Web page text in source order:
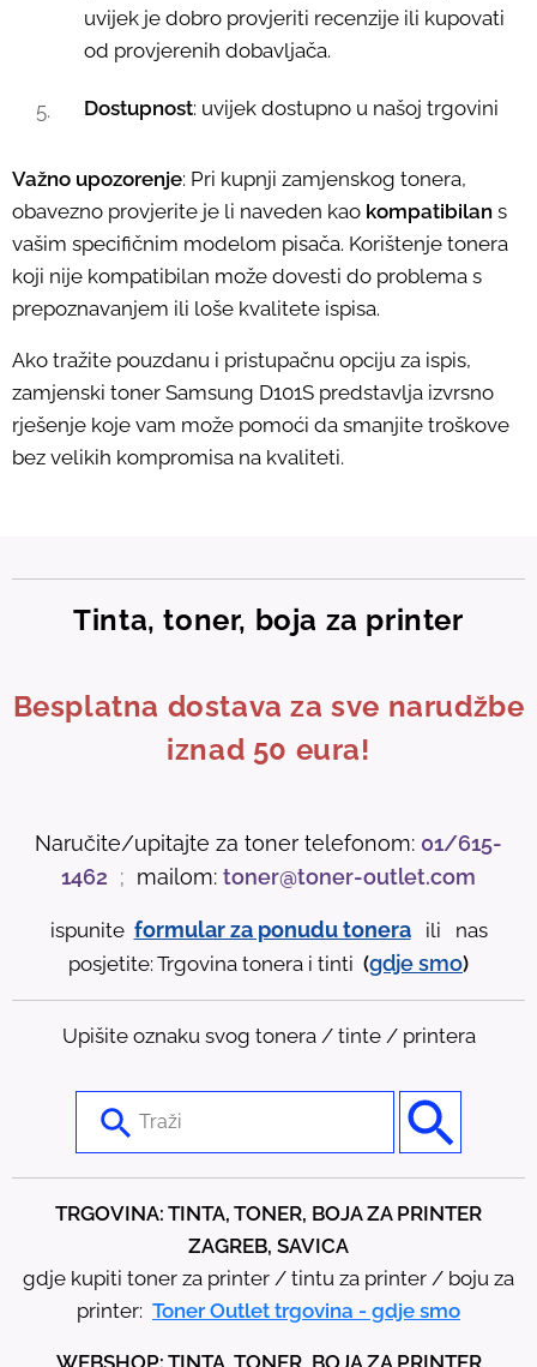
uvijek je dobro provjeriti recenzije ili kupovati
od provjerenih dobavljača.
Dostupnost: uvijek dostupno u našoj trgovini
Važno upozorenje: Pri kupnji zamjenskog tonera,
obavezno provjerite je li naveden kao kompatibilan s
vašim specifičnim modelom pisača. Korištenje tonera
koji nije kompatibilan može dovesti do problema s
prepoznavanjem ili loše kvalitete ispisa.
Ako tražite pouzdanu i pristupačnu opciju za ispis,
zamjenski toner Samsung D101S predstavlja izvrsno
rješenje koje vam može pomoći da smanjite troškove
bez velikih kompromisa na kvaliteti.
Tinta, toner, boja za printer
Besplatna dostava za sve narudžbe
iznad 50 eura!
Naručite/upitajte za toner telefonom: 01/615-
1462 ; mailom: toner@toner-outlet.com
ispunite formular za ponudu tonera
ili nas
posjetite: Trgovina tonera i tinti (gdjesmo)
Upišite oznaku svog tonera / tinte / printera
t
TRGOVINA: TINTA, TONER, BOJA ZA PRINTER
ZAGREB, SAVICA
gdje kupiti toner za printer / tintu za printer / boju za
printer: Toner Outlet trgovina - gdje smo